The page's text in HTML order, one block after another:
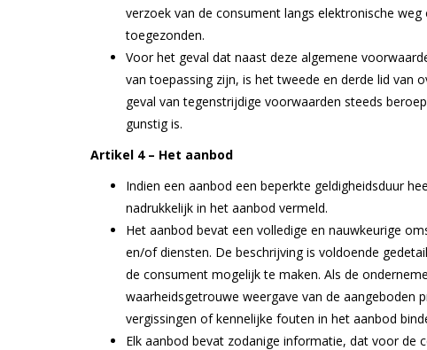
verzoek van de consument langs elektronische
toegezonden.
Voor het geval dat naast deze algemene
van toepassing zijn, is het tweede en derde lid van
geval van tegenstrijdige voorwaarden steeds
gunstig is.
Artikel 4 – Het aanbod
Indien een aanbod een beperkte geldigheidsduur
nadrukkelijk in het aanbod vermeld.
Het aanbod bevat een volledige en nauwkeurige
en/of diensten. De beschrijving is voldoende
de consument mogelijk te maken. Als de
waarheidsgetrouwe weergave van de aangeboden
vergissingen of kennelijke fouten in het aanbod
Elk aanbod bevat zodanige informatie, dat voor de